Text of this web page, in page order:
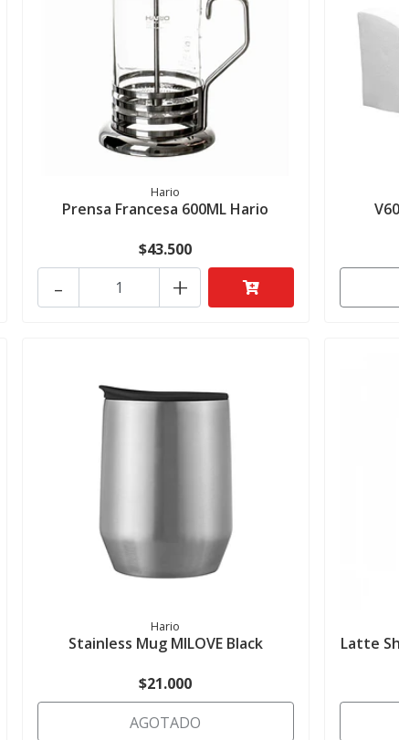
Hario
Prensa Francesa 600ML Hario
$43.500
+
-
Hario
Stainless Mug MILOVE Black
$21.000
AGOTADO
Latte